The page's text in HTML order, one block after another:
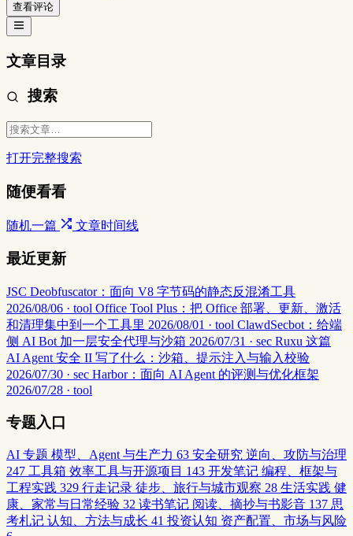
查看评论
文章目录
搜索
打开完整搜索
随便看看
随机一篇 文章时间线
最近更新
JSC Deobfuscator：面向 V8 字节码的静态反混淆工具
2026/08/06 · tool Office Tool Plus：把 Office 部署、更新、激活
和清理集中到一个工具里 2026/08/01 · tool ClawdSecbot：给端
侧 AI Bot 加一层安全代理与沙箱 2026/07/31 · sec Ruxu 这篇
AI Agent 安全 II 写了什么：沙箱、提示注入与输入校验
2026/07/30 · sec Harbor：面向 AI Agent 的评测与优化框架
2026/07/28 · tool
专题入口
AI 专题 模型、Agent 与生产力 63 安全研究 逆向、攻防与治理
247 工具箱 效率工具与开源项目 143 开发笔记 编程、框架与
工程实践 329 行走记录 徒步、旅行与城市观察 28 生活实践 健
康、家常与日常经验 32 读书笔记 阅读、摘抄与书影音 137 思
考札记 认知、方法与成长 41 投资认知 资产配置、市场与风险